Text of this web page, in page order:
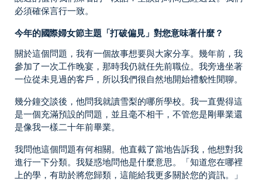
必須確保言行一致。
今年的國際婦女節主題「打破偏見」對您意味著什麼？
關於這個問題，我有一個故事想要與大家分享。幾年前，我
參加了一次工作晚宴，那時我仍就任先前職位。我旁邊坐著
一位從未見過的客戶，所以我們很自然地開始禮貌性閒聊。
幾分鐘交談後，他問我就讀雪梨的哪所學校。我一直覺得這
是一個充滿預設的問題，並且毫不相干，不管您是剛畢業還
是像我一樣二十年前畢業。
我問他這個問題有何相關。他直截了當地告訴我，他想對我
進行一下分類。我疑惑地問他是什麼意思。「知道您在哪裡
上的學，有助於將您歸類，這能給我更多關於您的資訊。」